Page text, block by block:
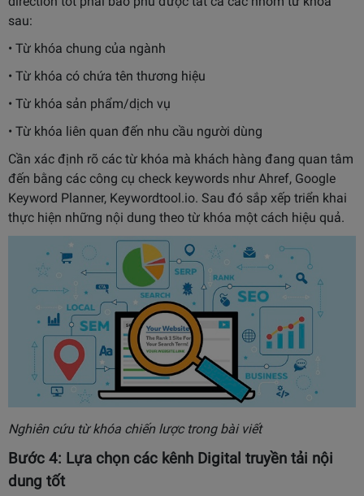
sau:
• Từ khóa chung của ngành
• Từ khóa có chứa tên thương hiệu
• Từ khóa sản phẩm/dịch vụ
• Từ khóa liên quan đến nhu cầu người dùng
Cần xác định rõ các từ khóa mà khách hàng đang quan tâm
đến bằng các công cụ check keywords như Ahref, Google
Keyword Planner, Keywordtool.io. Sau đó sắp xếp triển khai
thực hiện những nội dung theo từ khóa một cách hiệu quả.
Nghiên cứu từ khóa chiến lược trong bài viết
Bước 4: Lựa chọn các kênh Digital truyền tải nội
dung tốt